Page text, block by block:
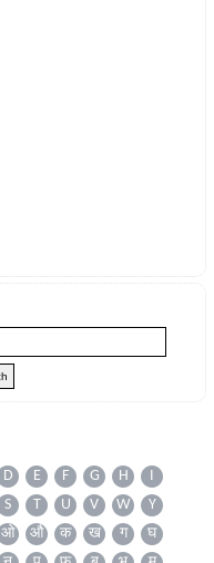
D E F G H
I
S T U V W
Y
ओ औ क ख ग
घ